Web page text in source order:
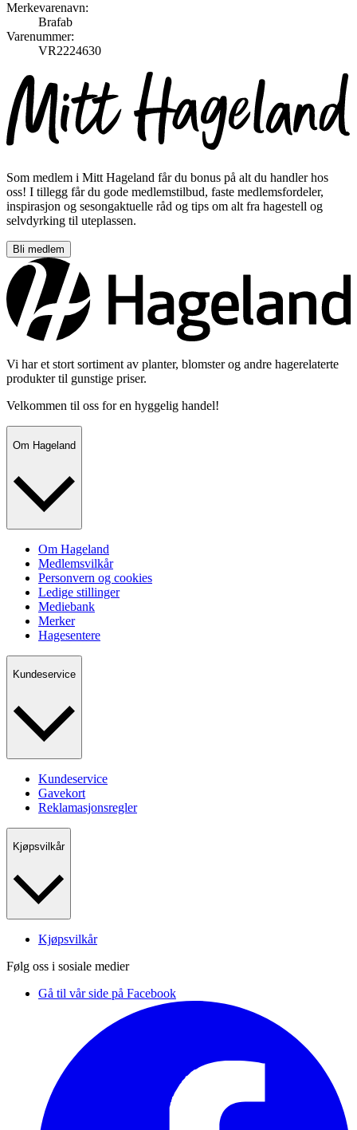
Merkevarenavn:
Brafab
Varenummer:
VR2224630
Som medlem i Mitt Hageland får du bonus på alt du handler hos
oss! I tillegg får du gode medlemstilbud, faste medlemsfordeler,
inspirasjon og sesongaktuelle råd og tips om alt fra hagestell og
selvdyrking til uteplassen.
Bli medlem
Vi har et stort sortiment av planter, blomster og andre hagerelaterte
produkter til gunstige priser.
Velkommen til oss for en hyggelig handel!
Om Hageland
Om Hageland
Medlemsvilkår
Personvern og cookies
Ledige stillinger
Mediebank
Merker
Hagesentere
Kundeservice
Kundeservice
Gavekort
Reklamasjonsregler
Kjøpsvilkår
Kjøpsvilkår
Følg oss i sosiale medier
Gå til vår side på Facebook